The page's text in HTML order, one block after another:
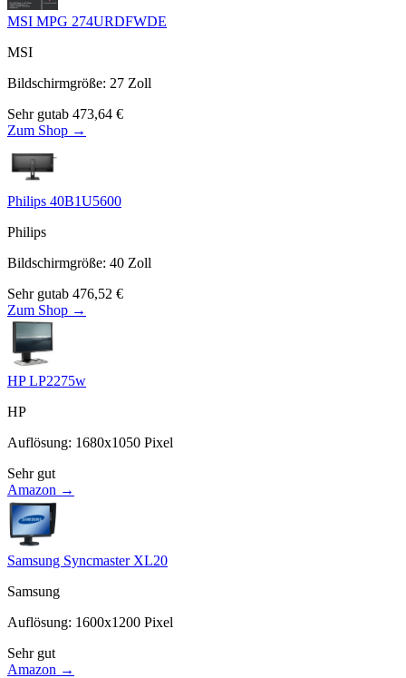
MSI MPG 274URDFWDE
MSI
Bildschirmgröße: 27 Zoll
Sehr gutab 473,64 €
Zum Shop →
Philips 40B1U5600
Philips
Bildschirmgröße: 40 Zoll
Sehr gutab 476,52 €
Zum Shop →
HP LP2275w
HP
Auflösung: 1680x1050 Pixel
Sehr gut
Amazon →
Samsung Syncmaster XL20
Samsung
Auflösung: 1600x1200 Pixel
Sehr gut
Amazon →